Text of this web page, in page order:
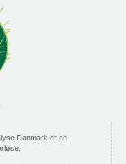
Danmark er en